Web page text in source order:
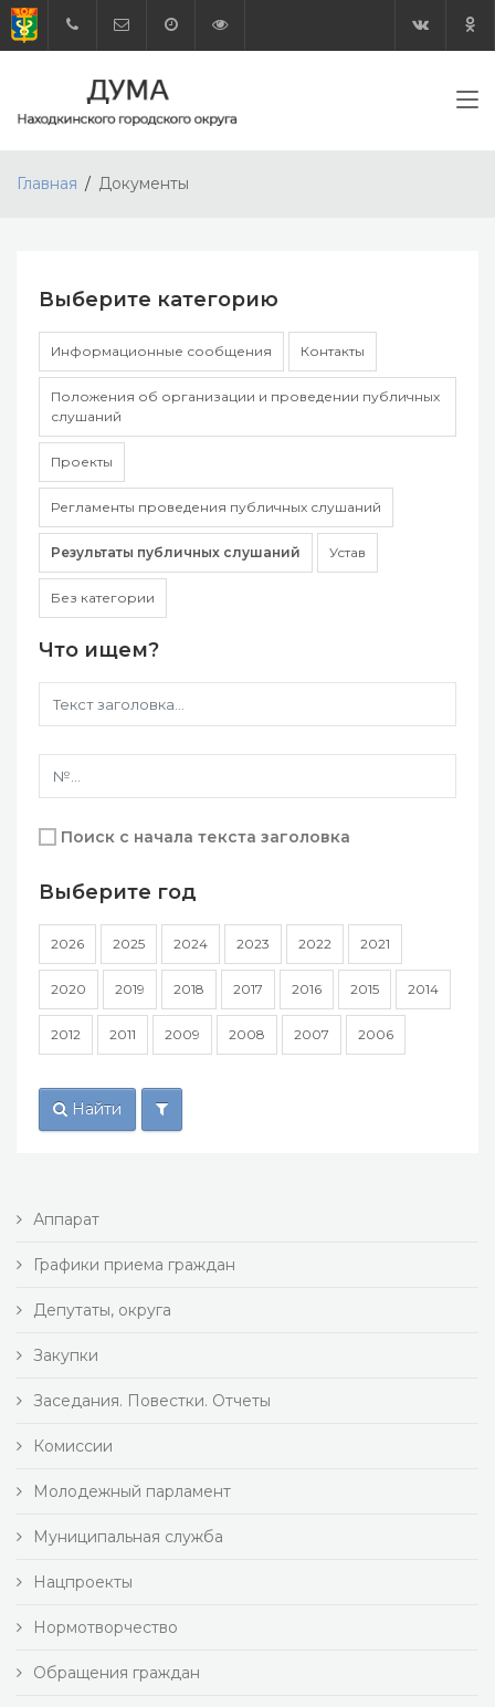
Главная Документы
Выберите категорию
Информационные сообщения Контакты
Положения об организации и проведении публичных
слушаний
Проекты
Регламенты проведения публичных слушаний
Результаты публичных слушаний Устав
Без категории
Что ищем?
Поиск с начала текста заголовка
Выберите год
2026 2025 2024 2023 2022 2021
2020 2019 2018 2017 2016 2015 2014
2012 2011 2009 2008 2007 2006
Найти
Аппарат
Графики приема граждан
Депутаты, округа
Закупки
Заседания. Повестки. Отчеты
Комиссии
Молодежный парламент
Муниципальная служба
Нацпроекты
Нормотворчество
Обращения граждан